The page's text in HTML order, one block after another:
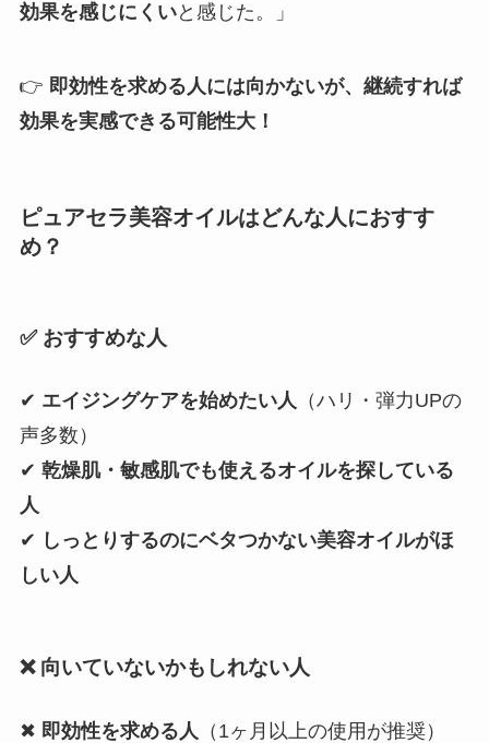
効果を感じにくいと感じた。」
👉 即効性を求める人には向かないが、継続すれば
効果を実感できる可能性大！
ピュアセラ美容オイルはどんな人におすす
め？
✅ おすすめな人
✔ エイジングケアを始めたい人
（ハリ・弾力UPの
声多数）
✔ 乾燥肌・敏感肌でも使えるオイルを探している
人
✔ しっとりするのにベタつかない美容オイルがほ
しい人
❌ 向いていないかもしれない人
✖ 即効性を求める人
（1ヶ月以上の使用が推奨）